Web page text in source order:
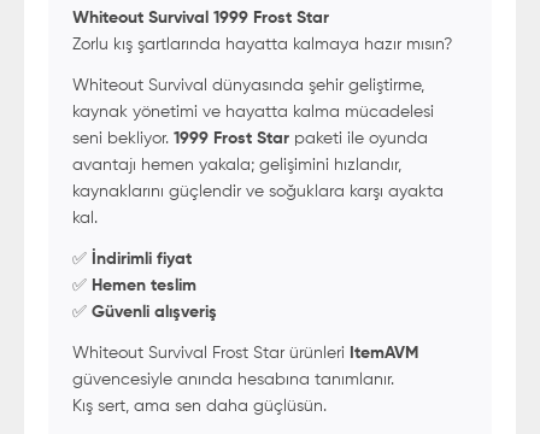
Whiteout Survival 1999 Frost Star
Zorlu kış şartlarında hayatta kalmaya hazır mısın?
Whiteout Survival dünyasında şehir geliştirme,
kaynak yönetimi ve hayatta kalma mücadelesi
seni bekliyor. 1999 Frost Star paketi ile oyunda
avantajı hemen yakala; gelişimini hızlandır,
kaynaklarını güçlendir ve soğuklara karşı ayakta
kal.
✅ İndirimli fiyat
✅ Hemen teslim
✅ Güvenli alışveriş
Whiteout Survival Frost Star ürünleri
ItemAVM
güvencesiyle anında hesabına tanımlanır.
Kış sert, ama sen daha güçlüsün.